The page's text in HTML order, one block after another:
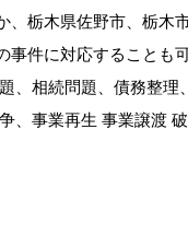
栃木県佐野市、栃木
件に対応することも可
、相続問題、債務整
、事業再生 事業譲渡